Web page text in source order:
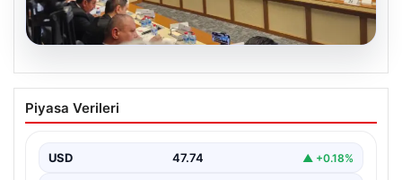
07.08.2026
TBMM Adalet Komisyonu’nda çerçeve
yasa görüşmesi tartışmalarla başladı
Toplumsal Bütünleşmenin Güçlendirilmesine Dair Kanun
Teklifi” adını…
Piyasa Verileri
USD 47.74 ▲ +0.18%